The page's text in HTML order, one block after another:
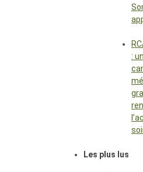
:
Les plus lus